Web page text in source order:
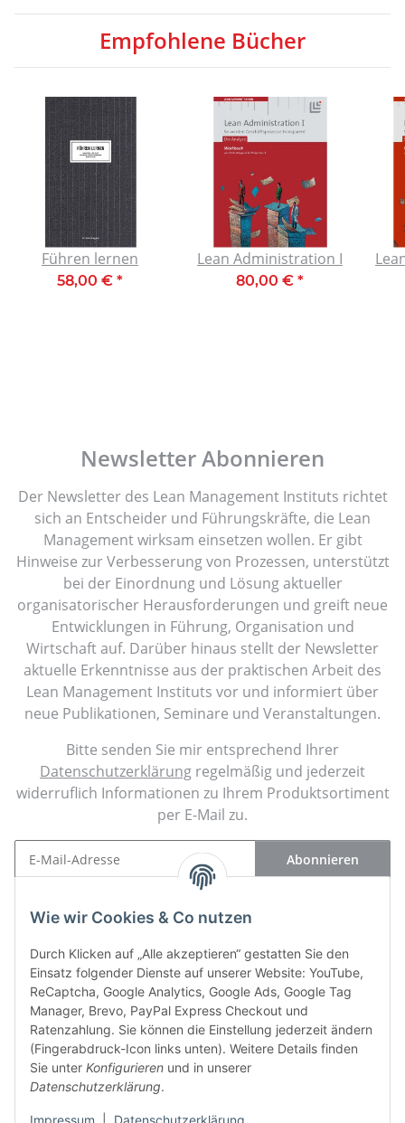
Wie wir Cookies & Co nutzen
Durch Klicken auf „Alle akzeptieren“ gestatten Sie den
Einsatz folgender Dienste auf unserer Website: YouTube,
ReCaptcha, Google Analytics, Google Ads, Google Tag
Manager, Brevo, PayPal Express Checkout und
Ratenzahlung. Sie können die Einstellung jederzeit ändern
(Fingerabdruck-Icon links unten). Weitere Details finden
Sie unter Konfigurieren und in unserer
Datenschutzerklärung.
Empfohlene Bücher
Führen lernen
58,00 € *
Lean Administration I
80,00 € *
Newsletter Abonnieren
Der Newsletter des Lean Management Instituts richtet
sich an Entscheider und Führungskräfte, die Lean
Management wirksam einsetzen wollen. Er gibt
Hinweise zur Verbesserung von Prozessen, unterstützt
bei der Einordnung und Lösung aktueller
organisatorischer Herausforderungen und greift neue
Entwicklungen in Führung, Organisation und
Wirtschaft auf. Darüber hinaus stellt der Newsletter
aktuelle Erkenntnisse aus der praktischen Arbeit des
Lean Management Instituts vor und informiert über
neue Publikationen, Seminare und Veranstaltungen.
Bitte senden Sie mir entsprechend Ihrer
Datenschutzerklärung regelmäßig und jederzeit
widerruflich Informationen zu Ihrem Produktsortiment
per E-Mail zu.
Abonnieren
Kontakt
Informationen
Gesetzliche Informationen
Vertrag widerrufen